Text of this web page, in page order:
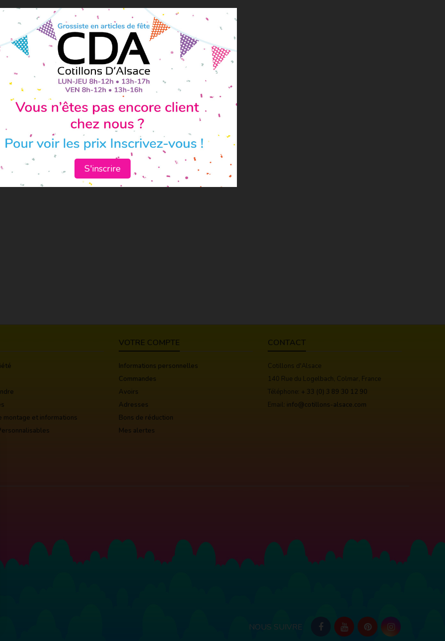
montage et informations
VOTRE COMPTE
Informations personnelles
Commandes
Avoirs
Adresses
Bons de réduction
Mes alertes
CONTACT
Cotillons d'Alsace
140 Rue du Logelbach, Colmar, France
Téléphone: + 33 (0) 3 89 30 12 90
Email: info@cotillons-alsace.com
NOUS SUIVRE
S'inscrire